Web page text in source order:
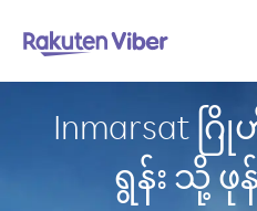
Inmarsat ဂ
ရွန်း သို့ ဖု